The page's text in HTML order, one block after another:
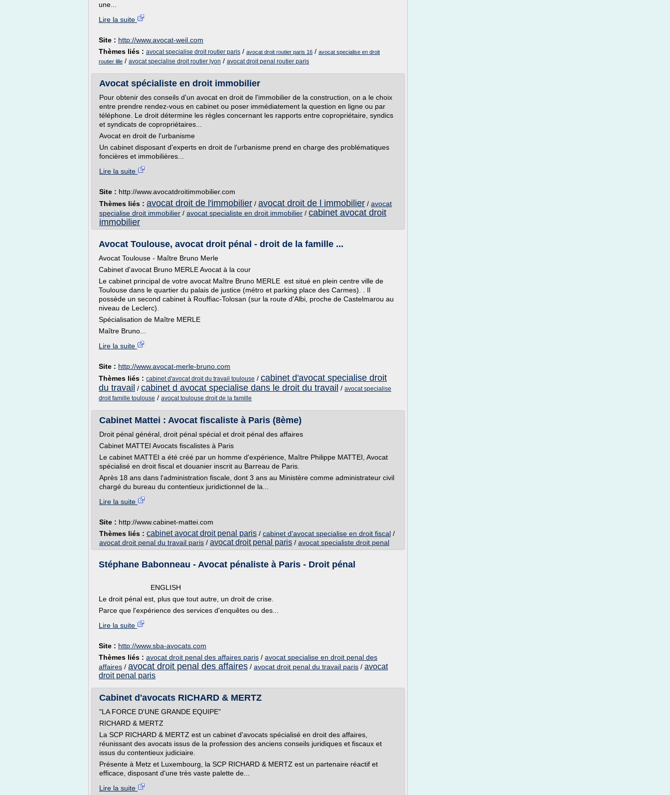
une...
Lire la suite
Site : http://www.avocat-weil.com
Thèmes liés : avocat specialise droit routier paris / avocat droit routier paris 16 / avocat specialise en droit
routier lille / avocat specialise droit routier lyon / avocat droit penal routier paris
Avocat spécialiste en droit immobilier
Pour obtenir des conseils d'un avocat en droit de l'immobilier de la construction, on a le choix
entre prendre rendez-vous en cabinet ou poser immédiatement la question en ligne ou par
téléphone. Le droit détermine les règles concernant les rapports entre copropriétaire, syndics
et syndicats de copropriétaires...
Avocat en droit de l'urbanisme
Un cabinet disposant d'experts en droit de l'urbanisme prend en charge des problématiques
foncières et immobilières...
Lire la suite
Site : http://www.avocatdroitimmobilier.com
Thèmes liés : avocat droit de l'immobilier / avocat droit de l immobilier / avocat
specialise droit immobilier / avocat specialiste en droit immobilier / cabinet avocat droit
immobilier
Avocat Toulouse, avocat droit pénal - droit de la famille ...
Avocat Toulouse - Maître Bruno Merle
Cabinet d'avocat Bruno MERLE Avocat à la cour
Le cabinet principal de votre avocat Maître Bruno MERLE est situé en plein centre ville de
Toulouse dans le quartier du palais de justice (métro et parking place des Carmes). . Il
possède un second cabinet à Rouffiac-Tolosan (sur la route d'Albi, proche de Castelmarou au
niveau de Leclerc).
Spécialisation de Maître MERLE
Maître Bruno...
Lire la suite
Site : http://www.avocat-merle-bruno.com
Thèmes liés : cabinet d'avocat droit du travail toulouse / cabinet d'avocat specialise droit
du travail / cabinet d avocat specialise dans le droit du travail / avocat specialise
droit famille toulouse / avocat toulouse droit de la famille
Cabinet Mattei : Avocat fiscaliste à Paris (8ème)
Droit pénal général, droit pénal spécial et droit pénal des affaires
Cabinet MATTEI Avocats fiscalistes à Paris
Le cabinet MATTEI a été créé par un homme d'expérience, Maître Philippe MATTEI, Avocat
spécialisé en droit fiscal et douanier inscrit au Barreau de Paris.
Après 18 ans dans l'administration fiscale, dont 3 ans au Ministère comme administrateur civil
chargé du bureau du contentieux juridictionnel de la...
Lire la suite
Site : http://www.cabinet-mattei.com
Thèmes liés : cabinet avocat droit penal paris / cabinet d'avocat specialise en droit fiscal /
avocat droit penal du travail paris / avocat droit penal paris / avocat specialiste droit penal
Stéphane Babonneau - Avocat pénaliste à Paris - Droit pénal
ENGLISH
Le droit pénal est, plus que tout autre, un droit de crise.
Parce que l'expérience des services d'enquêtes ou des...
Lire la suite
Site : http://www.sba-avocats.com
Thèmes liés : avocat droit penal des affaires paris / avocat specialise en droit penal des
affaires / avocat droit penal des affaires / avocat droit penal du travail paris / avocat
droit penal paris
Cabinet d'avocats RICHARD & MERTZ
"LA FORCE D'UNE GRANDE EQUIPE"
RICHARD & MERTZ
La SCP RICHARD & MERTZ est un cabinet d'avocats spécialisé en droit des affaires,
réunissant des avocats issus de la profession des anciens conseils juridiques et fiscaux et
issus du contentieux judiciaire.
Présente à Metz et Luxembourg, la SCP RICHARD & MERTZ est un partenaire réactif et
efficace, disposant d'une très vaste palette de...
Lire la suite